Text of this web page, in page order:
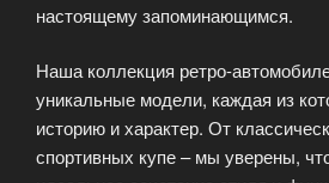
настоящему запоминающимся.
Наша коллекция ретро-
уникальные модели, каждая из
историю и характер. От
спортивных купе – мы уверены,